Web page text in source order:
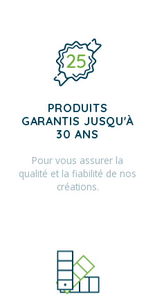
PRODUITS
GARANTIS JUSQU'À
30 ANS
Pour vous assurer la
qualité et la fiabilité de nos
créations.